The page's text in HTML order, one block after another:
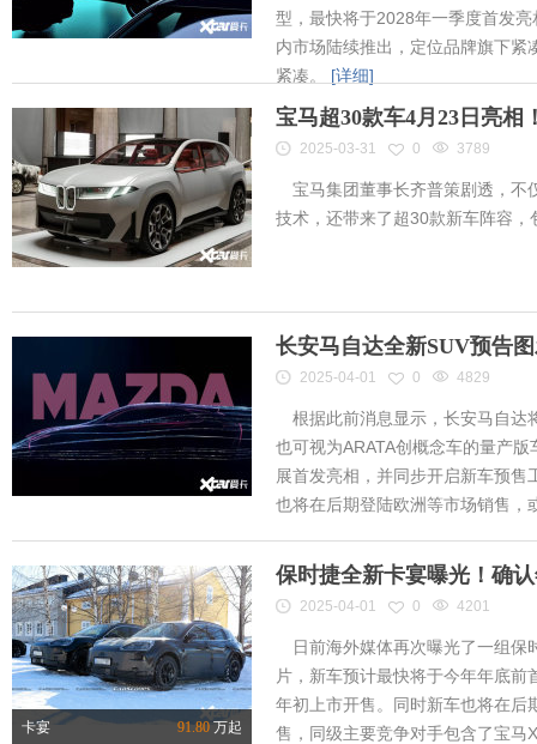
型，最快将于2028年一季度首发
内市场陆续推出，定位品牌旗下紧
紧凑。 [详细]
宝马超30款车4月23日亮
2025-03-31 0 3789
宝马集团董事长齐普策剧透，不
技术，还带来了超30款新车阵容
长安马自达全新SUV预告
2025-04-01 0 4829
根据此前消息显示，长安马自达
也可视为ARATA创概念车的量产
展首发亮相，并同步开启新车预售
也将在后期登陆欧洲等市场销售，
卡宴 91.80万起
保时捷全新卡宴曝光！确
2025-04-01 0 4201
日前海外媒体再次曝光了一组保
片，新车预计最快将于今年年底
年初上市开售。同时新车也将在后
售，同级主要竞争对手包含了宝马